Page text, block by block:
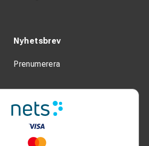
Nyhetsbrev
Prenumerera